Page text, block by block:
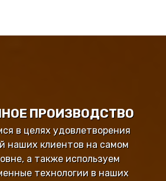
ПРОИЗВОДСТВО
в целях удовлетворения
наших клиентов на самом
а также используем
технологии в наших